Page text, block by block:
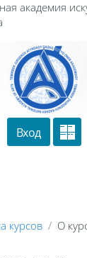
академия
Вход
курсов О